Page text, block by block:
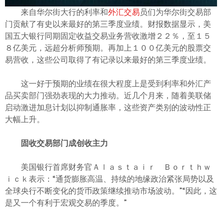
来自华尔街大行的利率和外汇交易员们为华尔街交易部
门贡献了有史以来最好的第三季度业绩。财报数据显示，美
国五大银行同期固定收益交易业务营收激增２２％，至１５
８亿美元，远超分析师预期。再加上１００亿美元的股票交
易营收，这些公司取得了有记录以来最好的第三季度业绩。
这一好于预期的业绩在很大程度上是受到利率和外汇产
品买卖部门强劲表现的大力推动。近几个月来，随着美联储
启动激进加息计划以抑制通胀率，这些资产类别的波动性正
大幅上升。
固收交易部门成创收主力
美国银行首席财务官Ａｌａｓｔａｉｒ Ｂｏｒｔｈｗ
ｉｃｋ表示：“通货膨胀高温、持续的地缘政治紧张局势以及
全球央行不断变化的货币政策继续推动市场波动。”“因此，这
是又一个有利于宏观交易的季度。”